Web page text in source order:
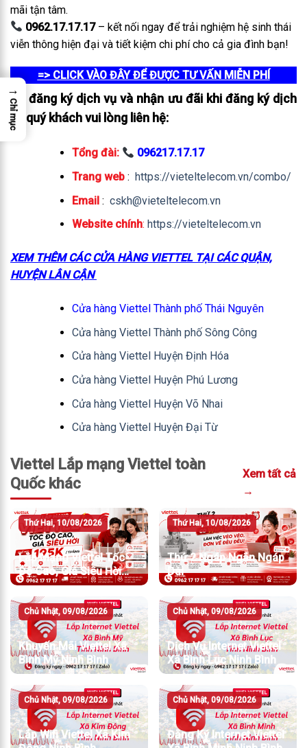
mãi tận tâm.
0962.17.17.17– kết nối ngay để trải nghiệm hệ sinh thái
viễn thông hiện đại và tiết kiệm chi phí cho cả gia đình bạn!
=> CLICK VÀO ĐÂY ĐỂ ĐƯỢC TƯ VẤN MIỄN PHÍ
Để đăng ký dịch vụ và nhận ưu đãi khi đăng ký dịch
vụ quý khách vui lòng liên hệ:
Tổng đài:
096217.17.17
Trang web: https://vieteltelecom.vn/combo/
Email: cskh@vieteltelecom.vn
Website chính: https://vieteltelecom.vn
XEM THÊM CÁC CỬA HÀNG VIETTEL TẠI CÁC QUẬN,
HUYỆN LÂN CẬN
Cửa hàng Viettel Thành phố Thái Nguyên
Cửa hàng Viettel Thành phố Sông Công
Cửa hàng Viettel Huyện Định Hóa
Cửa hàng Viettel Huyện Phú Lương
Cửa hàng Viettel Huyện Võ Nhai
Cửa hàng Viettel Huyện Đại Từ
Viettel Lắp mạng Viettel toàn
Quốc khác
Xem tất cả
→
Thứ Hai, 10/08/2026
Lắp Mạng Viettel Tốc
Độ Cao, Giá Siêu Hời
Chỉ Từ 195K/Tháng
Thứ Hai, 10/08/2026
Thứ 2 Ngáp Ngắn Ngáp
Dài
Chủ Nhật, 09/08/2026
Khuyến Mãi Viettel Xã
Bình Mỹ Ninh Bình
Chủ Nhật, 09/08/2026
Dịch Vụ Internet Viettel
Xã Bình Lục Ninh Bình
Chủ Nhật, 09/08/2026
Lắp Wifi Viettel Xã Kim
Chủ Nhật, 09/08/2026
Đăng Ký Internet Viettel
→
Chỉ mục